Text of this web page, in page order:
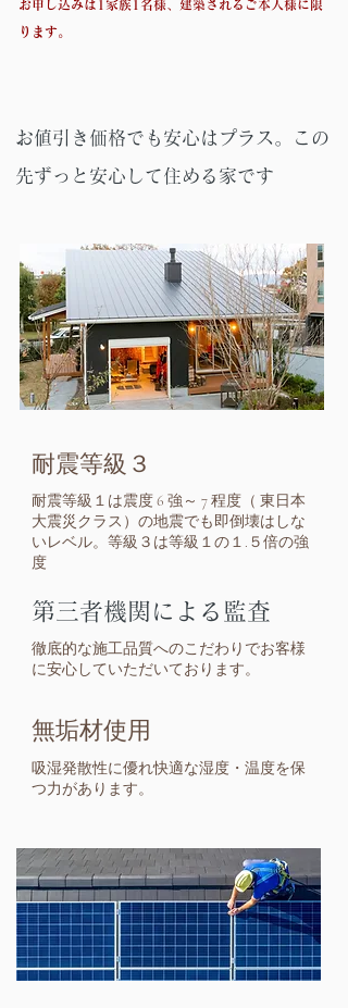
お申し込みは1家族1名様、建築されるご本人様に限
ります。
お値引き価格でも安心はプラス。この
先ずっと安心して住める家です
耐震等級３
耐震等級１は震度 6 強～ 7 程度（ 東日本
大震災クラス）の地震でも即倒壊はしな
いレベル。等級３は等級１の１.５倍の強
度
​第三者機関による監査
徹底的な施工品質へのこだわりでお客様
に安心していただいております。
無垢材使用
吸湿発散性に優れ快適な湿度・温度を保
つ力があります。